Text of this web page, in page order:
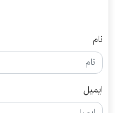
نام
ایمیل